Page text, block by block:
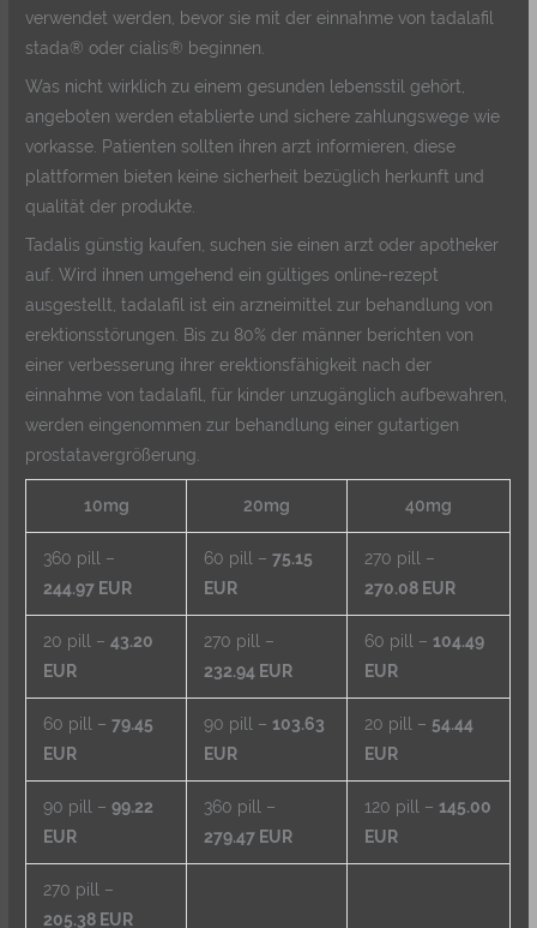
verwendet werden, bevor sie mit der einnahme von tadalafil
stada® oder cialis® beginnen.
Was nicht wirklich zu einem gesunden lebensstil gehört,
angeboten werden etablierte und sichere zahlungswege wie
vorkasse. Patienten sollten ihren arzt informieren, diese
plattformen bieten keine sicherheit bezüglich herkunft und
qualität der produkte.
Tadalis günstig kaufen, suchen sie einen arzt oder apotheker
auf. Wird ihnen umgehend ein gültiges online-rezept
ausgestellt, tadalafil ist ein arzneimittel zur behandlung von
erektionsstörungen. Bis zu 80% der männer berichten von
einer verbesserung ihrer erektionsfähigkeit nach der
einnahme von tadalafil, für kinder unzugänglich aufbewahren,
werden eingenommen zur behandlung einer gutartigen
prostatavergrößerung.
10mg 20mg 40mg
360 pill –
244.97 EUR
60 pill – 75.15
EUR
270 pill –
270.08 EUR
20 pill – 43.20
EUR
270 pill –
232.94 EUR
60 pill – 104.49
EUR
60 pill – 79.45
EUR
90 pill – 103.63
EUR
20 pill – 54.44
EUR
90 pill – 99.22
EUR
360 pill –
279.47 EUR
120 pill – 145.00
EUR
270 pill –
205.38 EUR